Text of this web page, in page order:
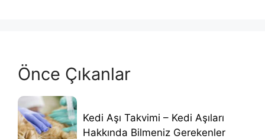
Önce Çıkanlar
Kedi Aşı Takvimi – Kedi Aşıları
Hakkında Bilmeniz Gerekenler